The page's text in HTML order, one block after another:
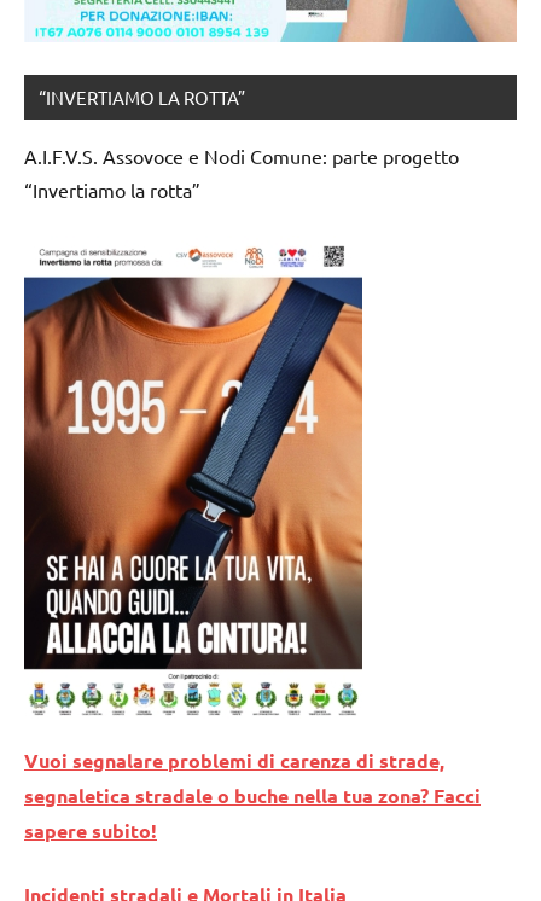
“INVERTIAMO LA ROTTA”
A.I.F.V.S. Assovoce e Nodi Comune: parte progetto
“Invertiamo la rotta”
Vuoi segnalare problemi di carenza di strade,
segnaletica stradale o buche nella tua zona? Facci
sapere subito!
Incidenti stradali e Mortali in Italia